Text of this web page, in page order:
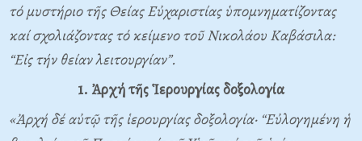
τό μυστήριο τῆς Θείας Εὐχαριστίας ὑπομνηματίζοντας
καί σχολιάζοντας τό κείμενο τοῦ Νικολάου Καβάσιλα:
“Εἰς τήν θείαν λειτουργίαν”.
1. Ἀρχή τῆς Ἱερουργίας δοξολογία
«Ἀρχή δέ αὐτῷ τῆς ἱερουργίας δοξολογία· “Eὐλογημένη ἡ